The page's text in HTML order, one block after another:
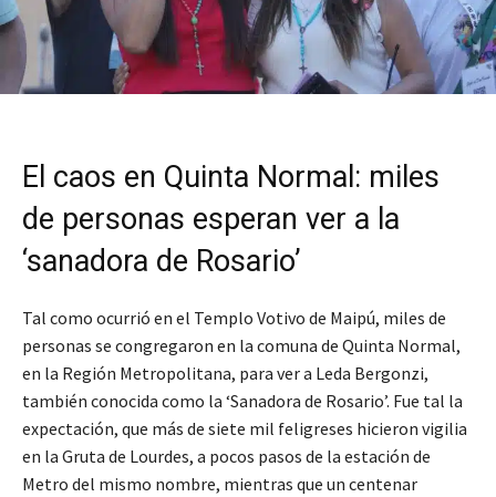
El caos en Quinta Normal: miles
de personas esperan ver a la
‘sanadora de Rosario’
Tal como ocurrió en el Templo Votivo de Maipú, miles de
personas se congregaron en la comuna de Quinta Normal,
en la Región Metropolitana, para ver a Leda Bergonzi,
también conocida como la ‘Sanadora de Rosario’. Fue tal la
expectación, que más de siete mil feligreses hicieron vigilia
en la Gruta de Lourdes, a pocos pasos de la estación de
Metro del mismo nombre, mientras que un centenar